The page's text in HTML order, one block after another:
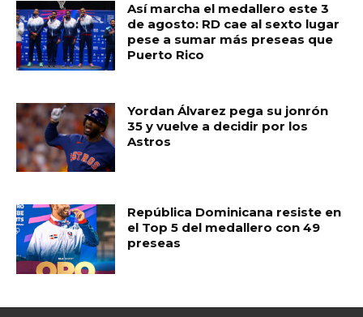
Así marcha el medallero este 3
de agosto: RD cae al sexto lugar
pese a sumar más preseas que
Puerto Rico
Yordan Álvarez pega su jonrón
35 y vuelve a decidir por los
Astros
República Dominicana resiste en
el Top 5 del medallero con 49
preseas